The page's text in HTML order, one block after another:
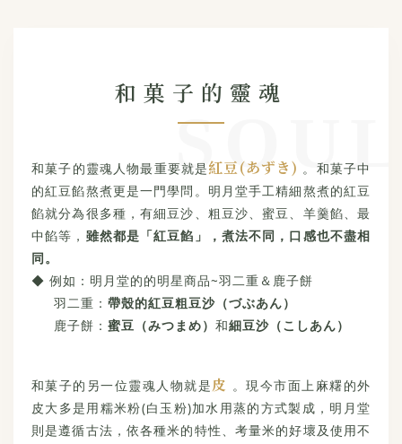
和菓子的靈魂
和菓子的靈魂人物最重要就是紅豆(あずき) 。和菓子中
的紅豆餡熬煮更是一門學問。明月堂手工精細熬煮的紅豆
餡就分為很多種，有細豆沙、粗豆沙、蜜豆、羊羹餡、最
中餡等， 雖然都是「紅豆餡」，煮法不同，口感也不盡相
同。
◆ 例如：明月堂的的明星商品~羽二重＆鹿子餅
羽二重： 帶殼的紅豆粗豆沙（づぶあん）
鹿子餅： 蜜豆（みつまめ） 和細豆沙（こしあん）
和菓子的另一位靈魂人物就是皮 。現今市面上麻糬的外
皮大多是用糯米粉(白玉粉)加水用蒸的方式製成，明月堂
則是遵循古法，依各種米的特性、考量米的好壞及使用不